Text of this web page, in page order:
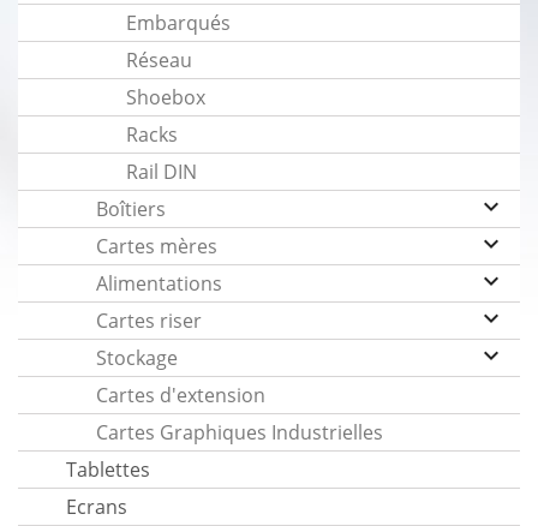
Embarqués
Réseau
Shoebox
Racks
Rail DIN
Boîtiers
keyboard_arrow_down
Cartes mères keyboard_arrow_down
Alimentations keyboard_arrow_down
Cartes riser keyboard_arrow_down
Stockage keyboard_arrow_down
Cartes d'extension
Cartes Graphiques Industrielles
Tablettes
Ecrans